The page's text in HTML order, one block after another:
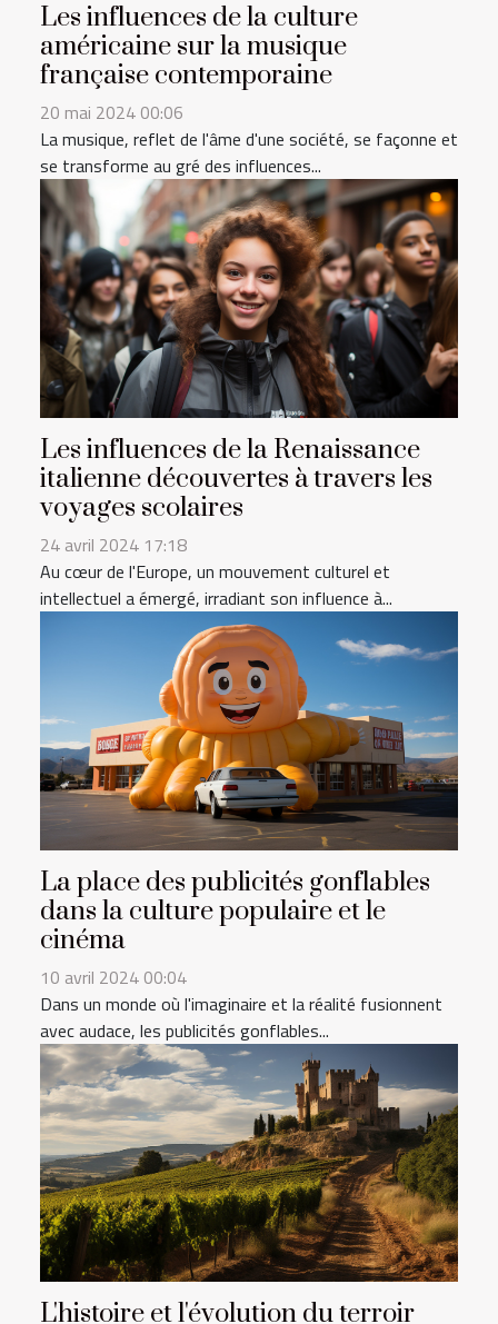
Les influences de la culture
américaine sur la musique
française contemporaine
20 mai 2024 00:06
La musique, reflet de l'âme d'une société, se façonne et
se transforme au gré des influences...
Les influences de la Renaissance
italienne découvertes à travers les
voyages scolaires
24 avril 2024 17:18
Au cœur de l'Europe, un mouvement culturel et
intellectuel a émergé, irradiant son influence à...
La place des publicités gonflables
dans la culture populaire et le
cinéma
10 avril 2024 00:04
Dans un monde où l'imaginaire et la réalité fusionnent
avec audace, les publicités gonflables...
L'histoire et l'évolution du terroir